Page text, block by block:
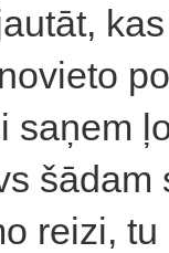
saņem
reizi,